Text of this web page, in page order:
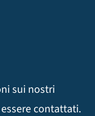
sui nostri
contattati.